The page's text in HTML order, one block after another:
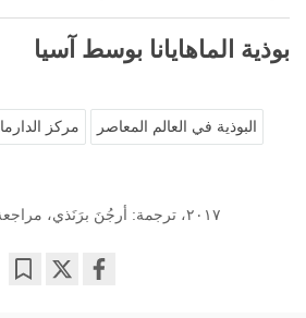
بوذية الماهايانا بوسط آسيا
البوذية في العالم المعاصر مركز الدارما
٢٠١٧، ترجمة: أرجُنَ برَنَذي، مراجعة: يٰشى بالدرون